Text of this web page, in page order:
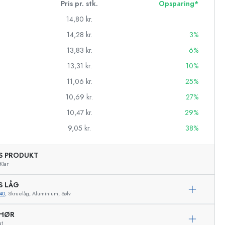
Pris pr. stk.
Opsparing*
14,80 kr.
14,28 kr.
3%
13,83 kr.
6%
13,31 kr.
10%
11,06 kr.
25%
10,69 kr.
27%
10,47 kr.
29%
9,05 kr. 38%
PRODUKT
Klar
LÅG
, Skruelåg, Aluminium, Sølv